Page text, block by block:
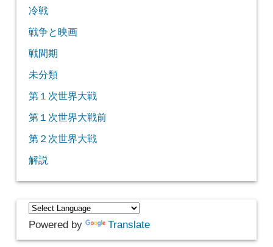
冷戦
戦争と映画
戦間期
未分類
第１次世界大戦
第１次世界大戦前
第２次世界大戦
解説
Powered by Translate